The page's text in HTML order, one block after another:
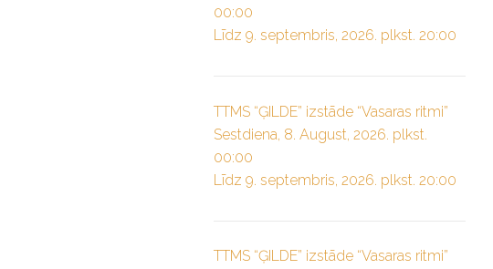
00:00
Līdz 9. septembris, 2026. plkst. 20:00
TTMS “ĢILDE” izstāde “Vasaras ritmi”
Sestdiena, 8. August, 2026. plkst.
00:00
Līdz 9. septembris, 2026. plkst. 20:00
TTMS “ĢILDE” izstāde “Vasaras ritmi”